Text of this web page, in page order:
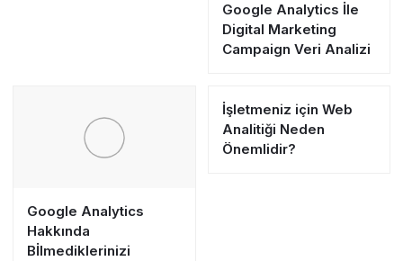
Google Analytics İle
Digital Marketing
Campaign Veri Analizi
Google Analytics
Hakkında
Bİlmediklerinizi
İşletmeniz için Web
Analitiği Neden
Önemlidir?